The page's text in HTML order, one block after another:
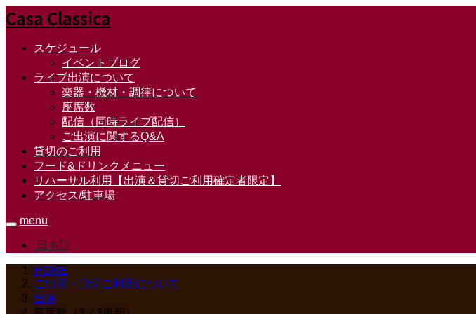
Casa Classica
スケジュール
イベントブログ
ライブ出演について
楽器・機材・調律について
座席数
配信（同時ライブ配信）
ご出演に関するQ&A
貸切のご利用
フード&ドリンクメニュー
リハーサル利用【出演＆貸切ご利用確定者限定】
アクセス/駐車場
menu
日本語
HOME
ご出演・貸切ご利用について
出演